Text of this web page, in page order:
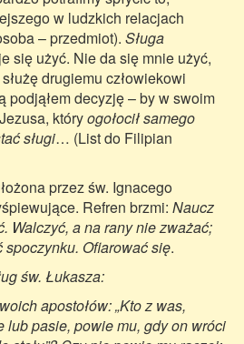
w ludzkich relacjach
– przedmiot). Sługa
się użyć. Nie da się mnie użyć,
drugiemu człowiekowi
podjąłem decyzję – by w swoim
któryogołocił samego
sługi… (List do Filipian
przez św. Ignacego
Refren brzmi: Naucz
Walczyć, a na rany nie zważać;
Ofiarować się.
św. Łukasza:
apostołów: „Kto z was,
lub pasie, powie mu, gdy on wróci